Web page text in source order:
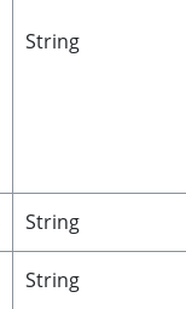
String
String
String